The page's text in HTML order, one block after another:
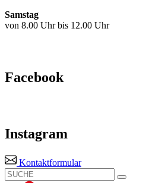
Samstag
von 8.00 Uhr bis 12.00 Uhr
Facebook
Instagram
Kontaktformular